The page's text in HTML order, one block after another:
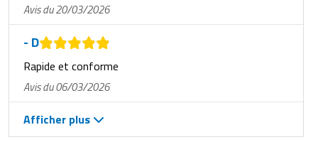
Avis du 20/03/2026
- D
Rapide et conforme
Avis du 06/03/2026
Afficher plus